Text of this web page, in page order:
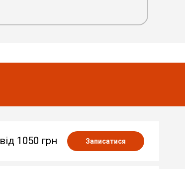
від 1050 грн Записатися